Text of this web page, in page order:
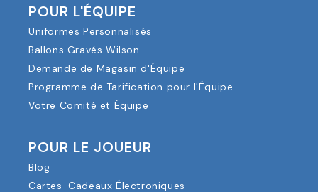
POUR L'ÉQUIPE
Uniformes Personnalisés
Ballons Gravés Wilson
Demande de Magasin d'Équipe
Programme de Tarification pour l'Équipe
Votre Comité et Équipe
POUR LE JOUEUR
Blog
Cartes-Cadeaux Électroniques